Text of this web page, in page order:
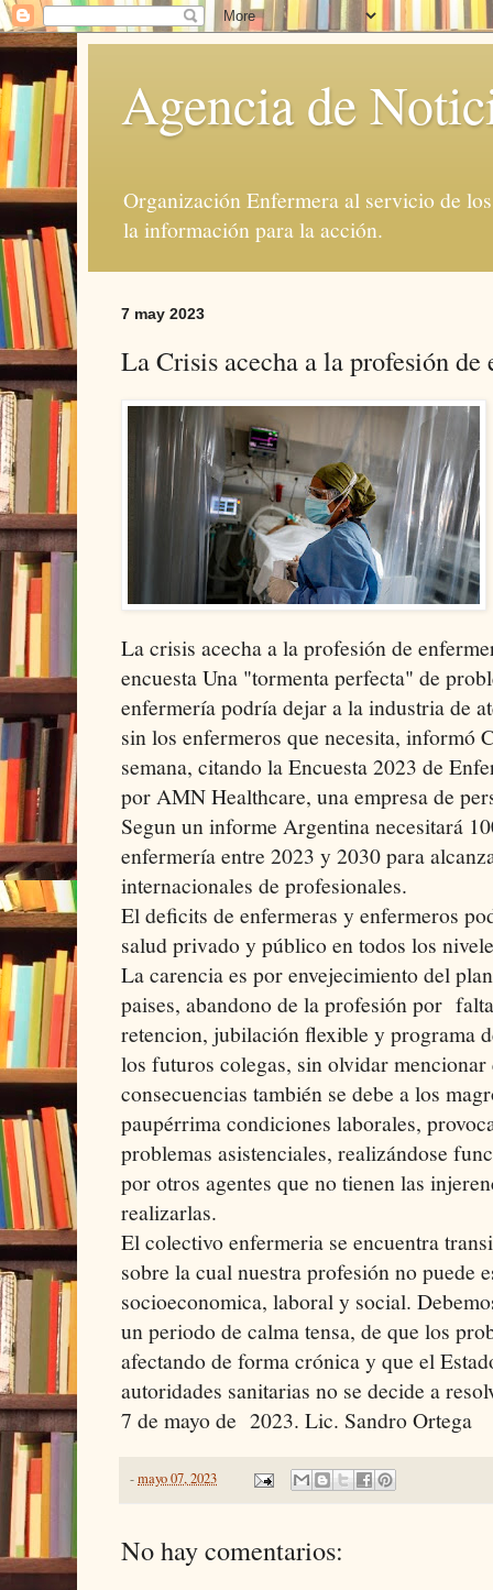
Agencia de
Organización Enfermera al servicio de
la información para la acción.
7 may 2023
La Crisis acecha a la profesión de
La crisis acecha a la profesión de
encuesta Una "tormenta perfecta" de
enfermería podría dejar a la industria de
sin los enfermeros que necesita, informó
semana, citando la Encuesta 2023 de
por AMN Healthcare, una empresa de
Segun un informe Argentina necesitará
enfermería entre 2023 y 2030 para
internacionales de profesionales.
El deficits de enfermeras y enfermeros
salud privado y público en todos los
La carencia es por envejecimiento del
paises, abandono de la profesión por
retencion, jubilación flexible y programa
los futuros colegas, sin olvidar mencionar
consecuencias también se debe a los
paupérrima condiciones laborales,
problemas asistenciales, realizándose
por otros agentes que no tienen las
realizarlas.
El colectivo enfermeria se encuentra
sobre la cual nuestra profesión no puede
socioeconomica, laboral y social.
un periodo de calma tensa, de que los
afectando de forma crónica y que el
autoridades sanitarias no se decide a
7 de mayo de 2023. Lic. Sandro Ortega
-mayo 07, 2023
No hay comentarios: